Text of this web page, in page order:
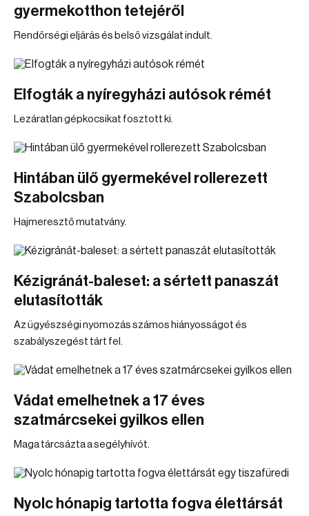
gyermekotthon tetejéről
Rendőrségi eljárás és belső vizsgálat indult.
Elfogták a nyíregyházi autósok rémét
Lezáratlan gépkocsikat fosztott ki.
Hintában ülő gyermekével rollerezett
Szabolcsban
Hajmeresztő mutatvány.
Kézigránát-baleset: a sértett panaszát
elutasították
Az ügyészségi nyomozás számos hiányosságot és
szabályszegést tárt fel.
Vádat emelhetnek a 17 éves
szatmárcsekei gyilkos ellen
Maga tárcsázta a segélyhívót.
Nyolc hónapig tartotta fogva élettársát